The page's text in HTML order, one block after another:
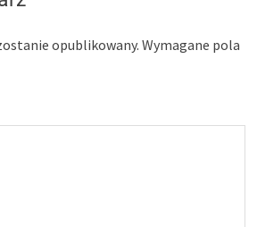
opublikowany. Wymagane pola